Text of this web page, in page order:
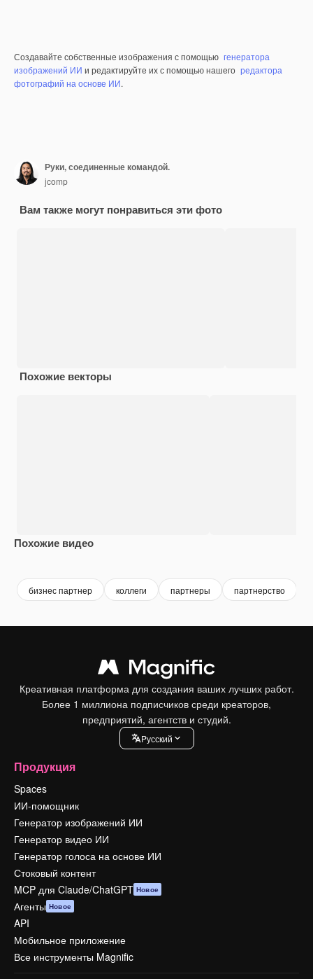
Создавайте собственные изображения с помощью генератора
изображений ИИ и редактируйте их с помощью нашего редактора
фотографий на основе ИИ.
Руки, соединенные командой.
jcomp
Вам также могут понравиться эти фото
Похожие векторы
Похожие видео
бизнес партнер коллеги партнеры партнерство
Креативная платформа для создания ваших лучших работ.
Более 1 миллиона подписчиков среди креаторов,
предприятий, агентств и студий.
Pусский
Продукция
Spaces
ИИ-помощник
Генератор изображений ИИ
Генератор видео ИИ
Генератор голоса на основе ИИ
Стоковый контент
MCP для Claude/ChatGPT Новое
Агенты Новое
API
Мобильное приложение
Все инструменты Magnific